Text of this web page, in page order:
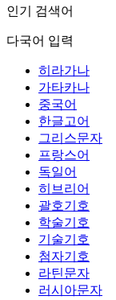
인기 검색어
다국어 입력
히라가나
가타카나
중국어
한글고어
그리스문자
프랑스어
독일어
히브리어
괄호기호
학술기호
기술기호
첨자기호
라틴문자
러시아문자